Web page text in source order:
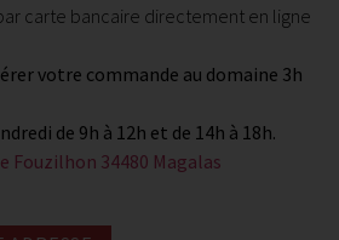
carte bancaire directement en ligne
votre commande au domaine 3h
de 9h à 12h et de 14h à 18h.
Fouzilhon 34480 Magalas